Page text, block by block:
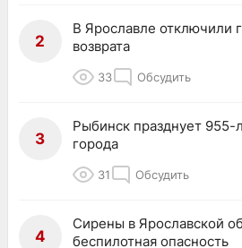
2
В Ярославле отключили
возврата
33 Обсудить
3
Рыбинск празднует
города
31 Обсудить
4
Сирены в Ярославской
беспилотная опасность